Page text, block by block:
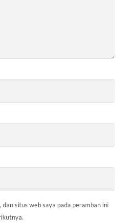
dan situs web saya pada peramban ini